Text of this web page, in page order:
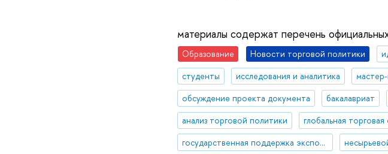
материалы содержат перечень
Образование Новости торговой политики
студенты
исследования и аналитика
обсуждение проекта документа
бакалавриат
анализ торговой политики
глобальная торговая
государственная поддержка экспорта